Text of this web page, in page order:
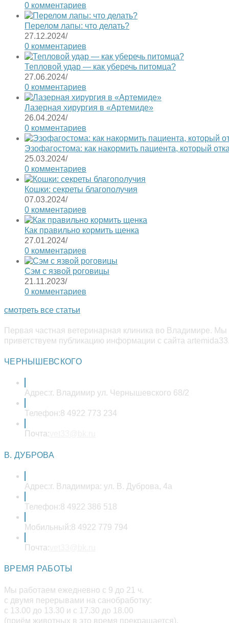
0 комментариев
Перелом лапы: что делать?
27.12.2024/
0 комментариев
Тепловой удар — как уберечь питомца?
27.06.2024/
0 комментариев
Лазерная хирургия в «Артемиде»
26.04.2024/
0 комментариев
Эзофагостома: как накормить пациента, который
25.03.2024/
0 комментариев
Кошки: секреты благополучия
07.03.2024/
0 комментариев
Как правильно кормить щенка
27.01.2024/
0 комментариев
Сэм с язвой роговицы
21.11.2023/
0 комментариев
смотреть все статьи
Первая частная ветеринарная клиника во Владимире.
приветствуем публикацию информации с сайта
ЧЕРНЫШЕВСКОГО
Адрес:г. Владимир ул. Чернышевского 68/2
Телефон:8 4922 773 234
Почта:
В. ДУБРОВА
Адрес:г. Владимира: ул. В. Дуброва, 4а
Телефон:8 4922 386 518
Мобильный:8 4922 779 794
Почта:
ВРЕМЯ РАБОТЫ
Мы работаем ежедневно с 9 до 21 ч.
с двумя перерывами на санобработку:
с 13.00 до 13.30 и с 17.30 до 18.00
(приём животных в это время прекращается).